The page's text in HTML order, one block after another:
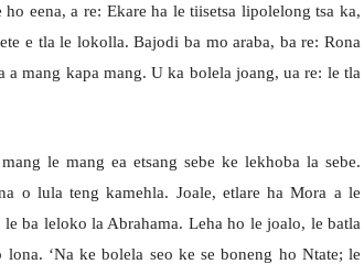
eena, a re: Ekare ha le tiisetsa lipolelong tsa ka,
e tla le lokolla. Bajodi ba mo araba, ba re: Rona
a mang kapa mang. U ka bolela joang, ua re: le tla
le mang ea etsang sebe ke lekhoba la sebe.
o lula teng kamehla. Joale, etlare ha Mora a le
ba leloko la Abrahama. Leha ho le joalo, le batla
‘Na ke bolela seo ke se boneng ho Ntate; le